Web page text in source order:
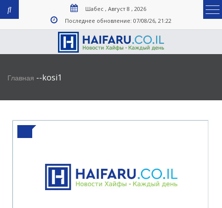
Шабес , Август 8 , 2026
Последнее обновление: 07/08/26, 21:22
Главная --kosi1